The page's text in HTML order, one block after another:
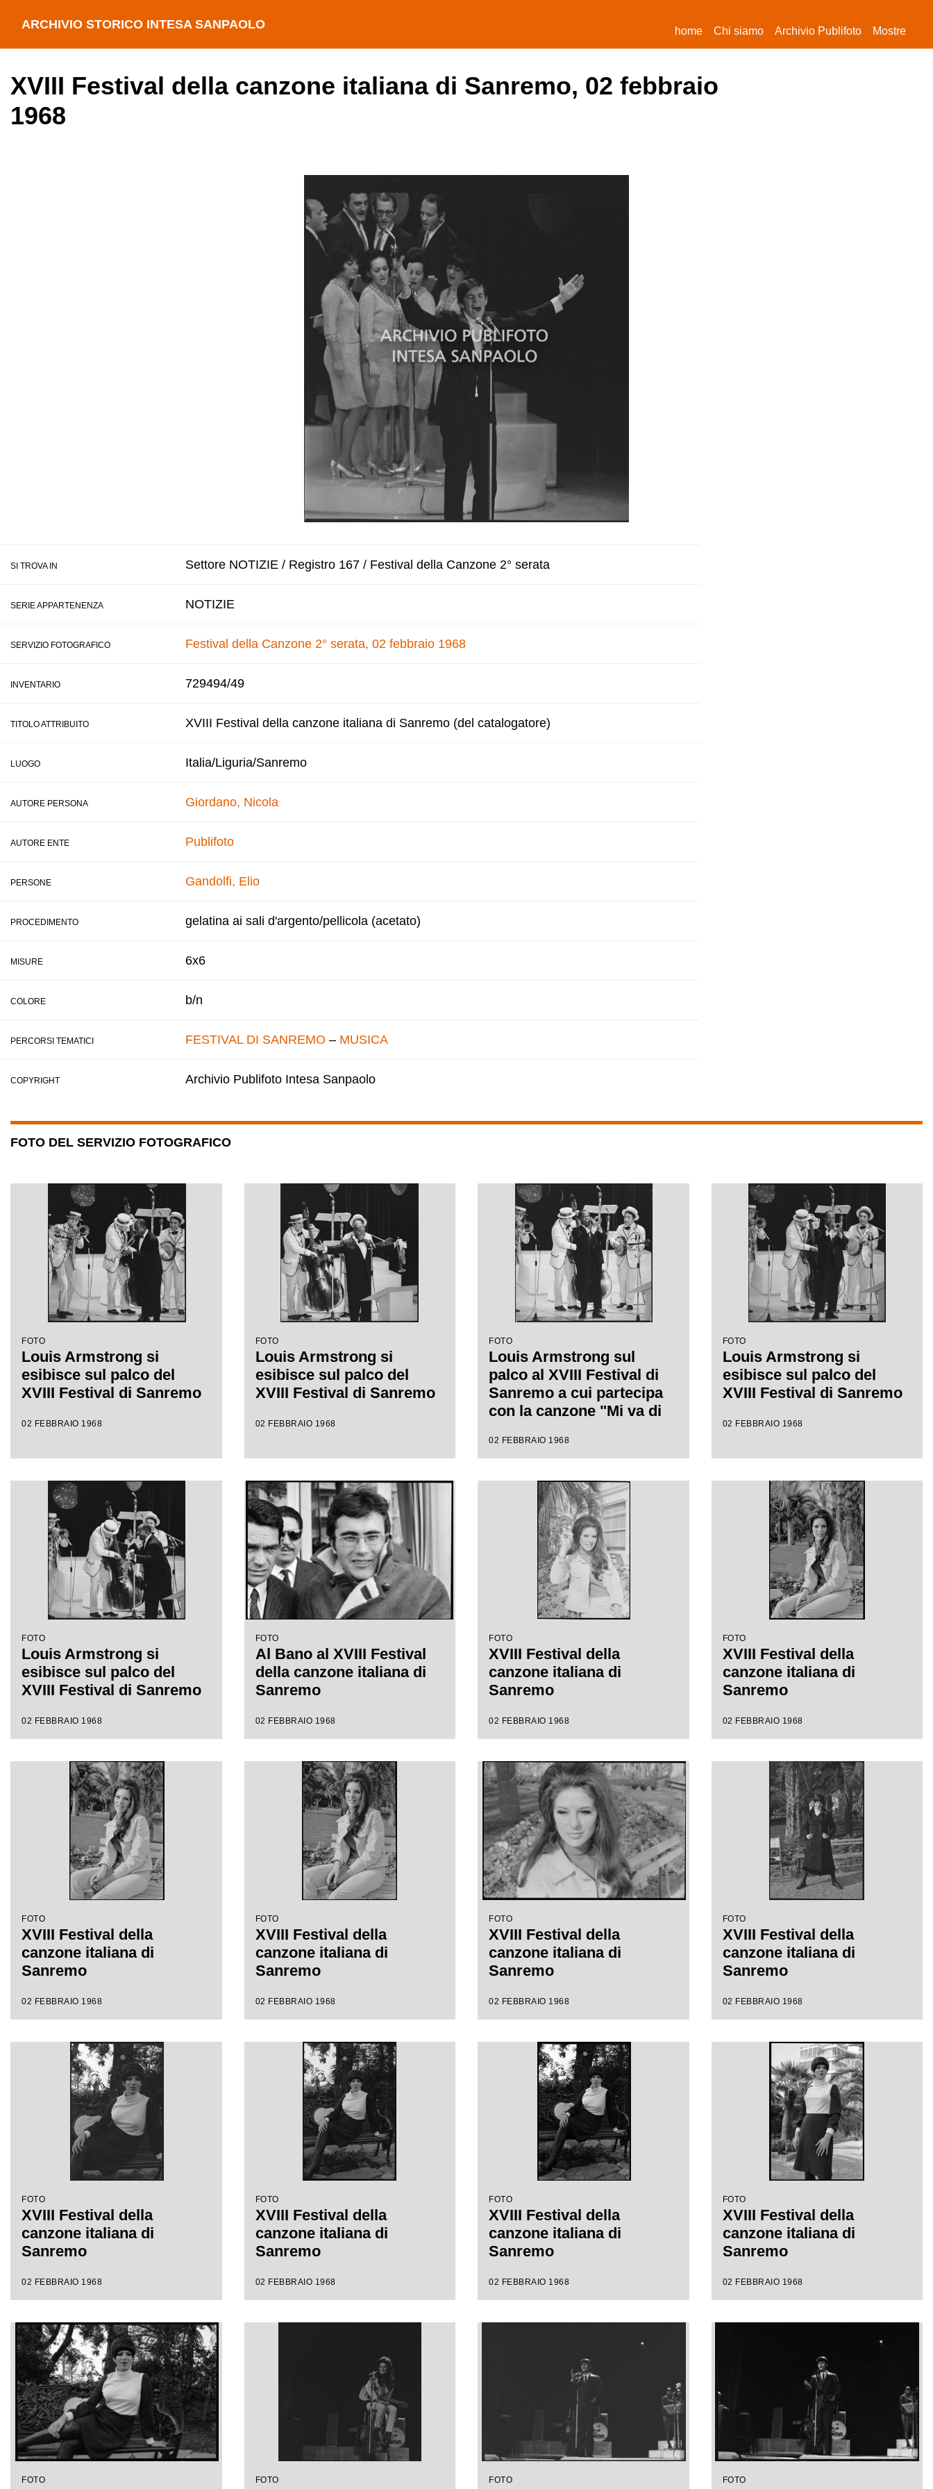
ARCHIVIO STORICO INTESA SANPAOLO home(current)
Chi siamo Archivio Publifoto Mostre
XVIII Festival della canzone italiana di Sanremo, 02 febbraio
1968
SI TROVA IN Settore NOTIZIE / Registro 167 / Festival della Canzone 2° serata
SERIE APPARTENENZA NOTIZIE
SERVIZIO FOTOGRAFICO Festival della Canzone 2° serata, 02 febbraio 1968
INVENTARIO 729494/49
TITOLO ATTRIBUITO XVIII Festival della canzone italiana di Sanremo (del catalogatore)
LUOGO Italia/Liguria/Sanremo
AUTORE PERSONA Giordano, Nicola
AUTORE ENTE Publifoto
PERSONE Gandolfi, Elio
PROCEDIMENTO gelatina ai sali d'argento/pellicola (acetato)
MISURE 6x6
COLORE b/n
PERCORSI TEMATICI FESTIVAL DI SANREMO – MUSICA
COPYRIGHT Archivio Publifoto Intesa Sanpaolo
FOTO DEL SERVIZIO FOTOGRAFICO
FOTO
Louis Armstrong si
esibisce sul palco del
XVIII Festival di Sanremo
02 FEBBRAIO 1968
FOTO
Louis Armstrong si
esibisce sul palco del
XVIII Festival di Sanremo
02 FEBBRAIO 1968
FOTO
Louis Armstrong sul
palco al XVIII Festival di
Sanremo a cui partecipa
con la canzone "Mi va di
02 FEBBRAIO 1968
FOTO
Louis Armstrong si
esibisce sul palco del
XVIII Festival di Sanremo
02 FEBBRAIO 1968
FOTO
Louis Armstrong si
esibisce sul palco del
XVIII Festival di Sanremo
02 FEBBRAIO 1968
FOTO
Al Bano al XVIII Festival
della canzone italiana di
Sanremo
02 FEBBRAIO 1968
FOTO
XVIII Festival della
canzone italiana di
Sanremo
02 FEBBRAIO 1968
FOTO
XVIII Festival della
canzone italiana di
Sanremo
02 FEBBRAIO 1968
FOTO
XVIII Festival della
canzone italiana di
Sanremo
02 FEBBRAIO 1968
FOTO
XVIII Festival della
canzone italiana di
Sanremo
02 FEBBRAIO 1968
FOTO
XVIII Festival della
canzone italiana di
Sanremo
02 FEBBRAIO 1968
FOTO
XVIII Festival della
canzone italiana di
Sanremo
02 FEBBRAIO 1968
FOTO
XVIII Festival della
canzone italiana di
Sanremo
02 FEBBRAIO 1968
FOTO
XVIII Festival della
canzone italiana di
Sanremo
02 FEBBRAIO 1968
FOTO
XVIII Festival della
canzone italiana di
Sanremo
02 FEBBRAIO 1968
FOTO
XVIII Festival della
canzone italiana di
Sanremo
02 FEBBRAIO 1968
FOTO FOTO FOTO FOTO